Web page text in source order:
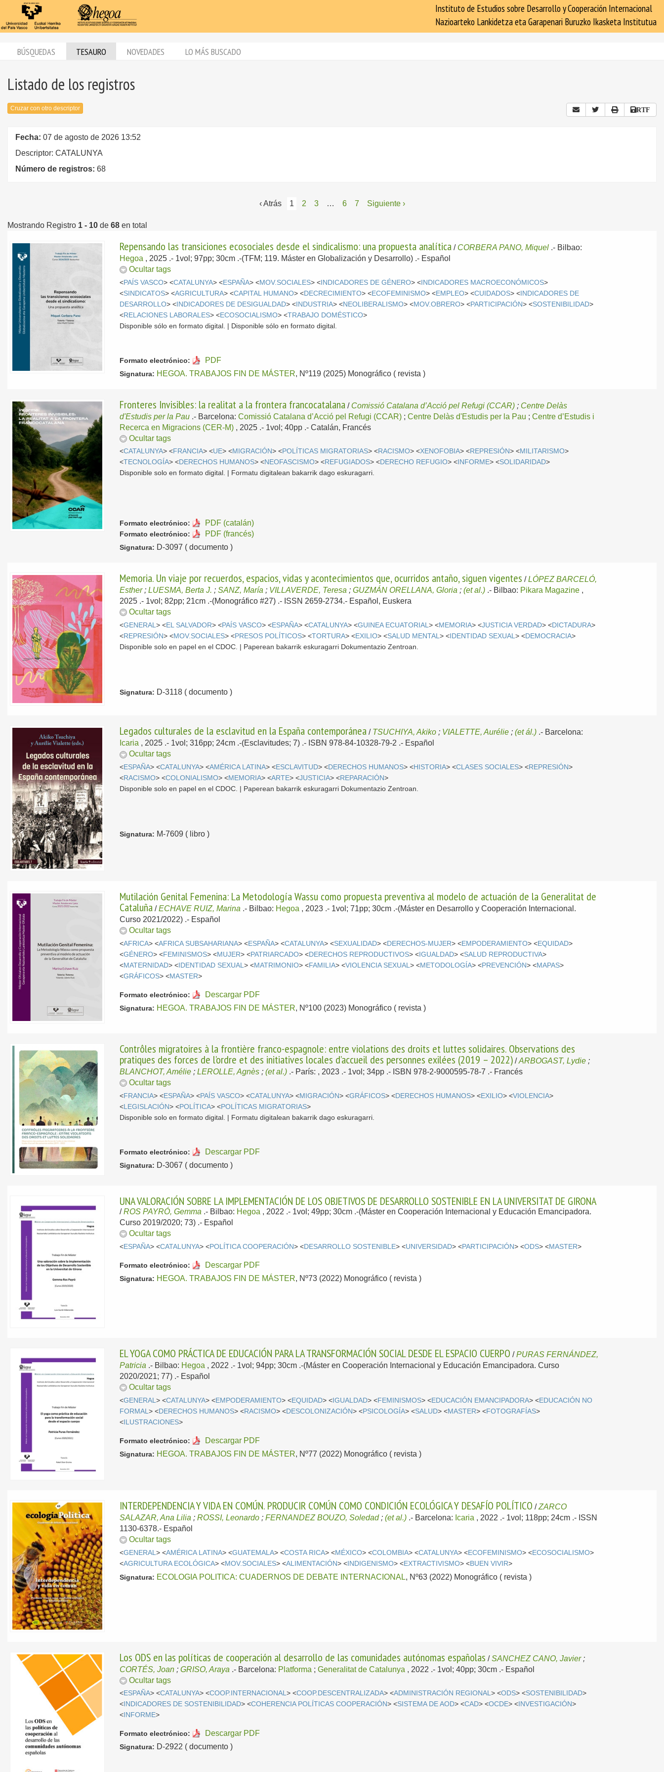
Instituto de Estudios sobre Desarrollo y Cooperación Internacional
Nazioarteko Lankidetza eta Garapenari Buruzko Ikasketa Institutua
BÚSQUEDAS TESAURO NOVEDADES LO MÁS BUSCADO
Listado de los registros
Cruzar con otro descriptor RTF
Fecha: 07 de agosto de 2026 13:52
Descriptor: CATALUNYA
Número de registros: 68
‹ Atrás 1 2 3 … 6 7 Siguiente ›
Mostrando Registro 1 - 10 de 68 en total
Repensando las transiciones ecosociales desde el sindicalismo: una propuesta analítica / CORBERA PANO, Miquel .- Bilbao:
Hegoa , 2025 .- 1vol; 97pp; 30cm .-(TFM; 119. Máster en Globalización y Desarrollo) .- Español
Ocultar tags
<PAÍS VASCO> <CATALUNYA> <ESPAÑA> <MOV.SOCIALES> <INDICADORES DE GÉNERO> <INDICADORES MACROECONÓMICOS>
<SINDICATOS> <AGRICULTURA> <CAPITAL HUMANO> <DECRECIMIENTO> <ECOFEMINISMO> <EMPLEO> <CUIDADOS> <INDICADORES DE
DESARROLLO> <INDICADORES DE DESIGUALDAD> <INDUSTRIA> <NEOLIBERALISMO> <MOV.OBRERO> <PARTICIPACIÓN> <SOSTENIBILIDAD>
<RELACIONES LABORALES> <ECOSOCIALISMO> <TRABAJO DOMÉSTICO>
Disponible sólo en formato digital. | Disponible sólo en formato digital.
Formato electrónico: PDF
Signatura: HEGOA. TRABAJOS FIN DE MÁSTER, Nº119 (2025) Monográfico ( revista )
Fronteres Invisibles: la realitat a la frontera francocatalana / Comissió Catalana d’Acció pel Refugi (CCAR) ; Centre Delàs
d'Estudis per la Pau .- Barcelona:Comissió Catalana d’Acció pel Refugi (CCAR) ;Centre Delàs d'Estudis per la Pau ;Centre d’Estudis i
Recerca en Migracions (CER-M) , 2025 .- 1vol; 40pp .-Catalán, Francés
Ocultar tags
<CATALUNYA> <FRANCIA> <UE> <MIGRACIÓN> <POLÍTICAS MIGRATORIAS> <RACISMO> <XENOFOBIA> <REPRESIÓN> <MILITARISMO>
<TECNOLOGÍA> <DERECHOS HUMANOS> <NEOFASCISMO> <REFUGIADOS> <DERECHO REFUGIO> < INFORME> <SOLIDARIDAD>
Disponible solo en formato digital. | Formatu digitalean bakarrik dago eskuragarri.
Formato electrónico: PDF (catalán)
Formato electrónico: PDF (francés)
Signatura: D-3097 ( documento )
Memoria. Un viaje por recuerdos, espacios, vidas y acontecimientos que, ocurridos antaño, siguen vigentes /LÓPEZ BARCELÓ,
Esther;LUESMA, Berta J. ;SANZ, María ; VILLAVERDE, Teresa ;GUZMÁN ORELLANA, Gloria ;(et al.) .- Bilbao: Pikara Magazine ,
2025 .- 1vol; 82pp; 21cm .-(Monográfico #27) .- ISSN 2659-2734.- Español, Euskera
Ocultar tags
<GENERAL> <EL SALVADOR> <PAÍS VASCO> <ESPAÑA> <CATALUNYA> <GUINEA ECUATORIAL> <MEMORIA> <JUSTICIA VERDAD> <DICTADURA>
<REPRESIÓN> <MOV.SOCIALES> <PRESOS POLÍTICOS> <TORTURA> <EXILIO> <SALUD MENTAL> <IDENTIDAD SEXUAL> <DEMOCRACIA>
Disponible solo en papel en el CDOC. | Paperean bakarrik eskuragarri Dokumentazio Zentroan.
Signatura: D-3118 ( documento )
Legados culturales de la esclavitud en la España contemporánea / TSUCHIYA, Akiko ; VIALETTE, Aurélie ;(et ál.) .- Barcelona:
Icaria , 2025 .- 1vol; 316pp; 24cm .-(Esclavitudes; 7) .- ISBN 978-84-10328-79-2 .- Español
Ocultar tags
<ESPAÑA> <CATALUNYA> <AMÉRICA LATINA> <ESCLAVITUD> <DERECHOS HUMANOS> <HISTORIA> <CLASES SOCIALES> <REPRESIÓN>
<RACISMO> <COLONIALISMO> <MEMORIA> <ARTE> <JUSTICIA> <REPARACIÓN>
Disponible solo en papel en el CDOC. | Paperean bakarrik eskuragarri Dokumentazio Zentroan.
Signatura: M-7609 ( libro )
Mutilación Genital Femenina: La Metodología Wassu como propuesta preventiva al modelo de actuación de la Generalitat de
Cataluña /ECHAVE RUIZ, Marina .- Bilbao: Hegoa , 2023 .- 1vol; 71pp; 30cm .-(Máster en Desarrollo y Cooperación Internacional.
Curso 2021/2022) .- Español
Ocultar tags
<AFRICA> <AFRICA SUBSAHARIANA> <ESPAÑA> <CATALUNYA> <SEXUALIDAD> <DERECHOS-MUJER> <EMPODERAMIENTO> <EQUIDAD>
<GÉNERO> <FEMINISMOS> <MUJER> <PATRIARCADO> <DERECHOS REPRODUCTIVOS> <IGUALDAD> <SALUD REPRODUCTIVA>
<MATERNIDAD> <IDENTIDAD SEXUAL> <MATRIMONIO> <FAMILIA> <VIOLENCIA SEXUAL> <METODOLOGÍA> <PREVENCIÓN> <MAPAS>
<GRÁFICOS> <MASTER>
Formato electrónico: Descargar PDF
Signatura: HEGOA. TRABAJOS FIN DE MÁSTER, Nº100 (2023) Monográfico ( revista )
Contrôles migratoires à la frontière franco-espagnole: entre violations des droits et luttes solidaires. Observations des
pratiques des forces de l’ordre et des initiatives locales d’accueil des personnes exilées (2019 – 2022) /ARBOGAST, Lydie ;
BLANCHOT, Amélie ;LEROLLE, Agnès ;(et al.) .- París: , 2023 .- 1vol; 34pp .- ISBN 978-2-9000595-78-7 .- Francés
Ocultar tags
<FRANCIA> <ESPAÑA> <PAÍS VASCO> <CATALUNYA> <MIGRACIÓN> <GRÁFICOS> <DERECHOS HUMANOS> <EXILIO> <VIOLENCIA>
<LEGISLACIÓN> <POLÍTICA> <POLÍTICAS MIGRATORIAS>
Disponible solo en formato digital. | Formatu digitalean bakarrik dago eskuragarri.
Formato electrónico: Descargar PDF
Signatura: D-3067 ( documento )
UNA VALORACIÓN SOBRE LA IMPLEMENTACIÓN DE LOS OBJETIVOS DE DESARROLLO SOSTENIBLE EN LA UNIVERSITAT DE GIRONA
/ROS PAYRÓ, Gemma .- Bilbao: Hegoa , 2022 .- 1vol; 49pp; 30cm .-(Máster en Cooperación Internacional y Educación Emancipadora.
Curso 2019/2020; 73) .- Español
Ocultar tags
<ESPAÑA> <CATALUNYA> <POLÍTICA COOPERACIÓN> <DESARROLLO SOSTENIBLE> <UNIVERSIDAD> <PARTICIPACIÓN> <ODS> <MASTER>
Formato electrónico: Descargar PDF
Signatura: HEGOA. TRABAJOS FIN DE MÁSTER, Nº73 (2022) Monográfico ( revista )
EL YOGA COMO PRÁCTICA DE EDUCACIÓN PARA LA TRANSFORMACIÓN SOCIAL DESDE EL ESPACIO CUERPO /PURAS FERNÁNDEZ,
Patricia .- Bilbao: Hegoa , 2022 .- 1vol; 94pp; 30cm .-(Máster en Cooperación Internacional y Educación Emancipadora. Curso
2020/2021; 77) .- Español
Ocultar tags
<GENERAL> <CATALUNYA> <EMPODERAMIENTO> <EQUIDAD> <IGUALDAD> <FEMINISMOS> <EDUCACIÓN EMANCIPADORA> <EDUCACIÓN NO
FORMAL> <DERECHOS HUMANOS> <RACISMO> <DESCOLONIZACIÓN> <PSICOLOGÍA> <SALUD> <MASTER> <FOTOGRAFÍAS>
<ILUSTRACIONES>
Formato electrónico: Descargar PDF
Signatura: HEGOA. TRABAJOS FIN DE MÁSTER, Nº77 (2022) Monográfico ( revista )
INTERDEPENDENCIA Y VIDA EN COMÚN. PRODUCIR COMÚN COMO CONDICIÓN ECOLÓGICA Y DESAFÍO POLÍTICO /ZARCO
SALAZAR, Ana Lilia ;ROSSI, Leonardo ;FERNANDEZ BOUZO, Soledad;(et al.) .- Barcelona: Icaria , 2022 .- 1vol; 118pp; 24cm .- ISSN
1130-6378.- Español
Ocultar tags
<GENERAL> <AMÉRICA LATINA> <GUATEMALA> <COSTA RICA> <MÉXICO> <COLOMBIA> <CATALUNYA> <ECOFEMINISMO> <ECOSOCIALISMO>
<AGRICULTURA ECOLÓGICA> <MOV.SOCIALES> <ALIMENTACIÓN> <INDIGENISMO> <EXTRACTIVISMO> <BUEN VIVIR>
Signatura: ECOLOGIA POLITICA: CUADERNOS DE DEBATE INTERNACIONAL, Nº63 (2022) Monográfico ( revista )
Los ODS en las políticas de cooperación al desarrollo de las comunidades autónomas españolas /SANCHEZ CANO, Javier;
CORTÉS, Joan ;GRISO, Araya .- Barcelona: Platforma ;Generalitat de Catalunya , 2022 .- 1vol; 40pp; 30cm .- Español
Ocultar tags
<ESPAÑA> <CATALUNYA> <COOP.INTERNACIONAL> <COOP.DESCENTRALIZADA> <ADMINISTRACIÓN REGIONAL> <ODS> <SOSTENIBILIDAD>
< INDICADORES DE SOSTENIBILIDAD> <COHERENCIA POLÍTICAS COOPERACIÓN> <SISTEMA DE AOD> <CAD> <OCDE> < INVESTIGACIÓN>
< INFORME>
Formato electrónico: Descargar PDF
Signatura: D-2922 ( documento )